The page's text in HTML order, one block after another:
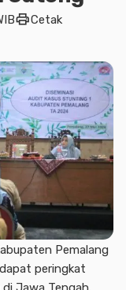
printCetak
Pemalang
peringkat